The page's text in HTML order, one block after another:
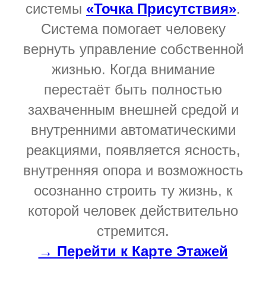
системы «Точка Присутствия».
Система помогает человеку
вернуть управление собственной
жизнью. Когда внимание
перестаёт быть полностью
захваченным внешней средой и
внутренними автоматическими
реакциями, появляется ясность,
внутренняя опора и возможность
осознанно строить ту жизнь, к
которой человек действительно
стремится.
→ Перейти к Карте Этажей